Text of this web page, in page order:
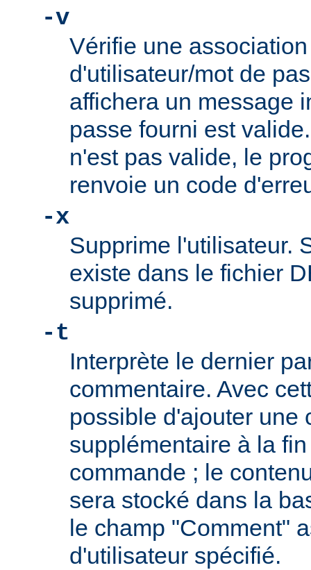
-v
Vérifie une
d'utilisateur/mot de
affichera un message
passe fourni est
n'est pas valide, le
renvoie un code
-x
Supprime l'utilisateur.
existe dans le fichier
supprimé.
-t
Interprète le dernier
commentaire. Avec
possible d'ajouter une
supplémentaire à la
commande ; le
sera stocké dans la
le champ "Comment"
d'utilisateur spécifié.